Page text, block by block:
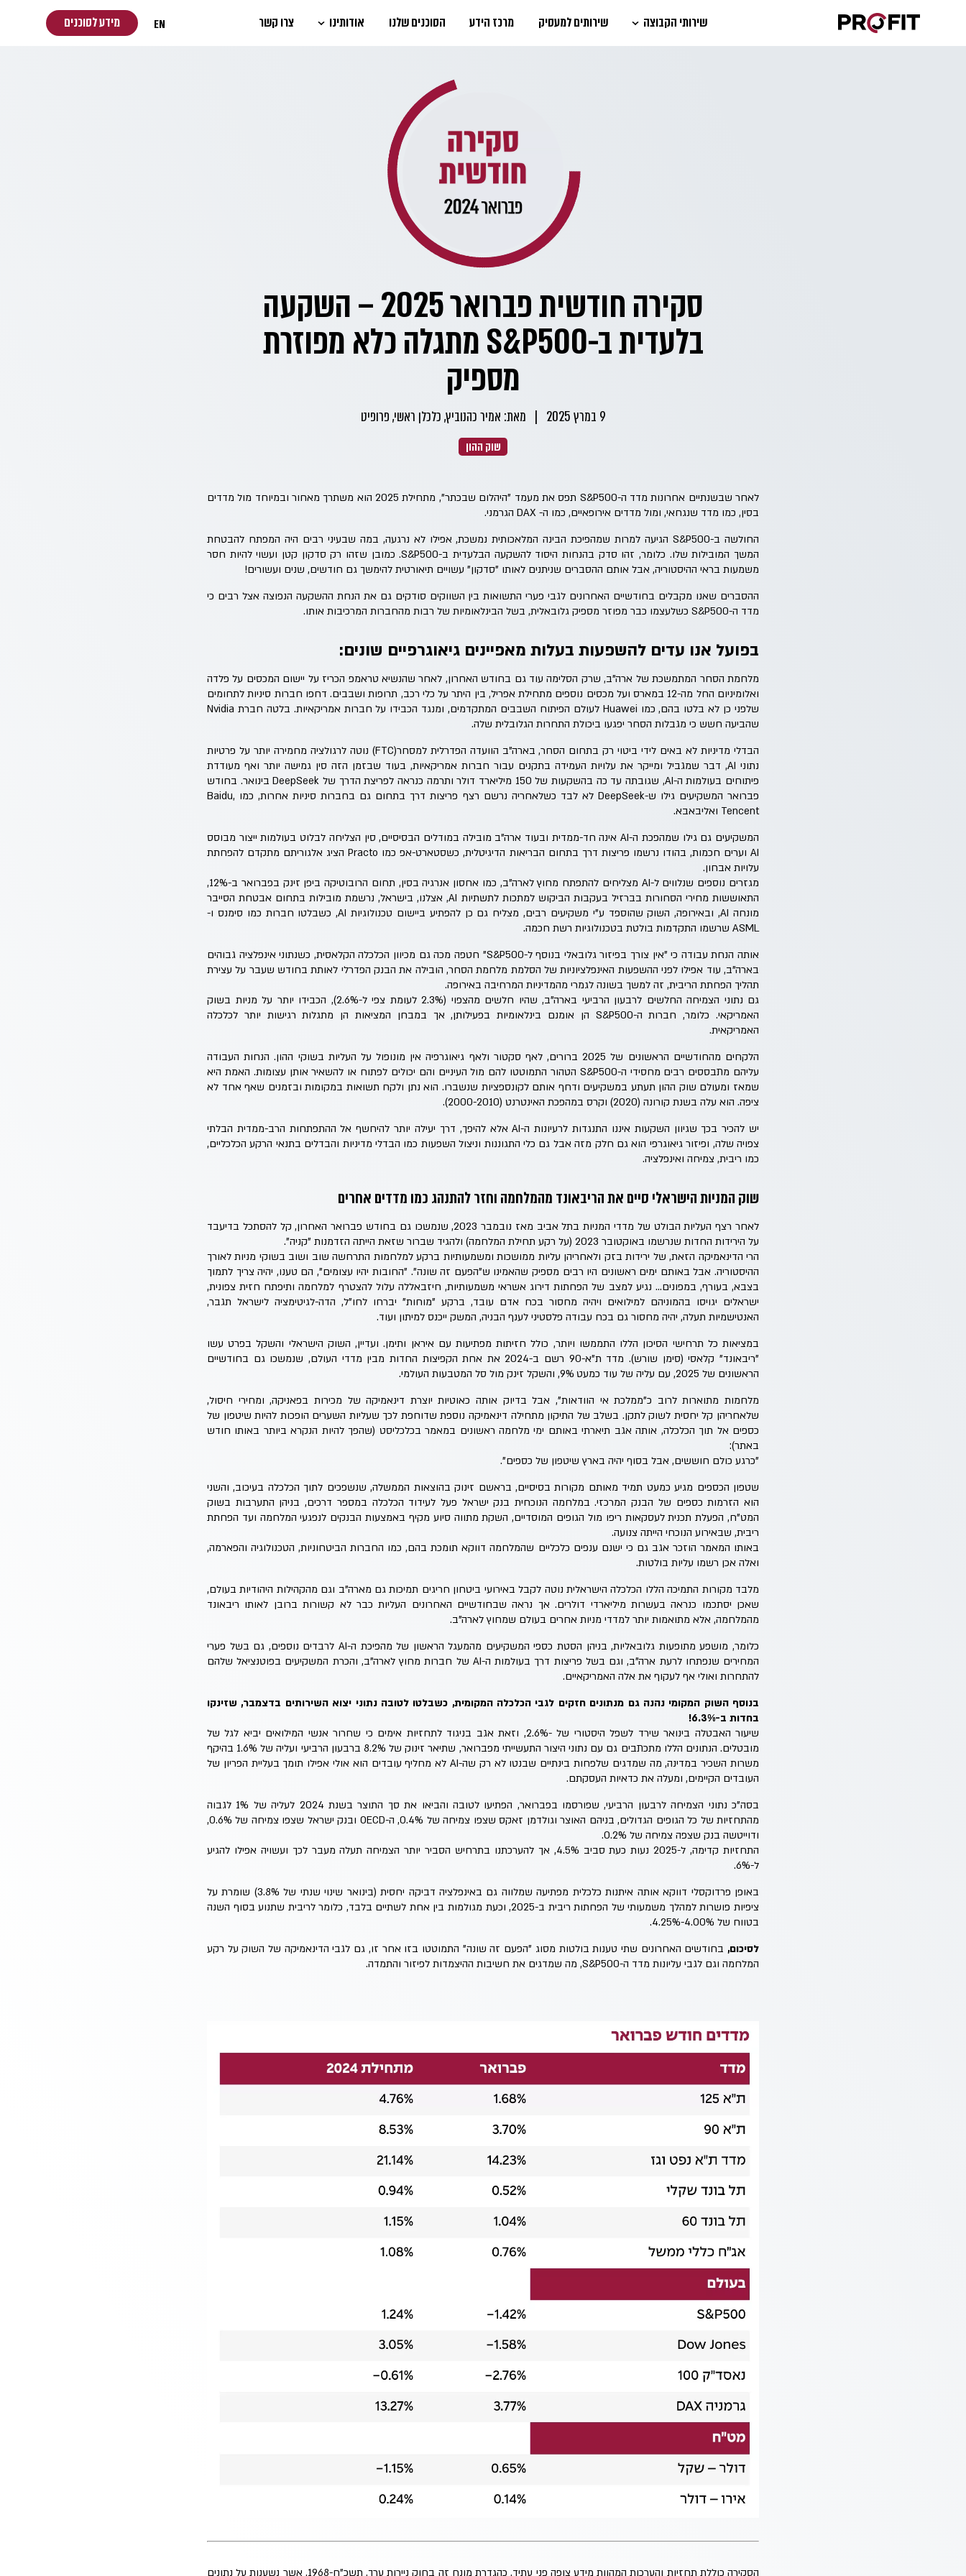
שירותי הקבוצה שירותים למעסיק מרכז הידע הסוכנים שלנו אודותינו צרו קשר EN מידע לסוכנים
סקירה חודשית פברואר 2025 – השקעה
בלעדית ב-S&P500 מתגלה כלא מפוזרת
מספיק
9 במרץ 2025 | מאת: אמיר כהנוביץ, כלכלן ראשי, פרופיט
שוק ההון
לאחר שבשנתיים אחרונות מדד ה-S&P500 תפס את מעמד "היהלום שבכתר", מתחילת 2025 הוא משתרך מאחור ובמיוחד מול מדדים
בסין, כמו מדד שנגחאי, ומול מדדים אירופאיים, כמו ה- DAX הגרמני.
החולשה ב-S&P500 הגיעה למרות שמהפיכת הבינה המלאכותית נמשכת, אפילו לא נרגעה, במה שבעיני רבים היה המפתח להבטחת
המשך המובילות שלו. כלומר, זהו סדק בהנחות היסוד להשקעה הבלעדית ב-S&P500. כמובן שזהו רק סדקון קטן ועשוי להיות חסר
משמעות בראי ההיסטוריה, אבל אותם ההסברים שניתנים לאותו "סדקון" עשויים תיאורטית להימשך גם חודשים, שנים ועשורים!
ההסברים שאנו מקבלים בחודשיים האחרונים לגבי פערי התשואות בין השווקים סודקים גם את הנחת ההשקעה הנפוצה אצל רבים כי
מדד ה-S&P500 כשלעצמו כבר מפוזר מספיק גלובאלית, בשל הבינלאומיות של רבות מהחברות המרכיבות אותו.
בפועל אנו עדים להשפעות בעלות מאפיינים גיאוגרפיים שונים:
מלחמת הסחר המתמשכת של ארה"ב, שרק הסלימה עוד גם בחודש האחרון, לאחר שהנשיא טראמפ הכריז על יישום המכסים על פלדה
ואלומיניום החל מה-12 במארס ועל מכסים נוספים מתחילת אפריל, בין היתר על כלי רכב, תרופות ושבבים. דחפו חברות סיניות לתחומים
שלפני כן לא בלטו בהם, כמו Huawei לעולם הפיתוח השבבים המתקדמים, ומנגד הכבידו על חברות אמריקאיות. בלטה חברת Nvidia
שהביעה חשש כי מגבלות הסחר יפגעו ביכולת התחרות הגלובלית שלה.
הבדלי מדיניות לא באים לידי ביטוי רק בתחום הסחר, בארה"ב הוועדה הפדרלית למסחר(FTC) נוטה לרגולציה מחמירה יותר על פרטיות
נתוני AI, דבר שמגביל ומייקר את עלויות העמידה בתקנים עבור חברות אמריקאיות, בעוד שבזמן הזה סין גמישה יותר ואף מעודדת
פיתוחים בעולמות ה-AI, שגובתה עד כה בהשקעות של 150 מיליארד דולר ותרמה כנראה לפריצת הדרך של DeepSeek בינואר. בחודש
פברואר המשקיעים גילו ש-DeepSeek לא לבד כשלאחריה נרשם רצף פריצות דרך בתחום גם בחברות סיניות אחרות, כמו Baidu,
Tencent ואליבאבא.
המשקיעים גם גילו שמהפכת ה-AI אינה חד-ממדית ובעוד ארה"ב מובילה במודלים הבסיסיים, סין הצליחה לבלוט בעולמות ייצור מבוסס
AI וערים חכמות, בהודו נרשמו פריצות דרך בתחום הבריאות הדיגיטלית, כשסטארט-אפ כמו Practo הציג אלגוריתם מתקדם להפחתת
עלויות אבחון.
מגזרים נוספים שנלווים ל-AI מצליחים להתפתח מחוץ לארה"ב, כמו אחסון אנרגיה בסין, תחום הרובוטיקה ביפן זינק בפברואר ב-12%,
התאוששות מחירי הסחורות בברזיל בעקבות הביקוש למתכות לתשתיות AI, אצלנו, בישראל, נרשמת מובילות בתחום אבטחת הסייבר
מונחה AI, ובאירופה, השוק שהוספד ע"י משקיעים רבים, מצליח גם כן להפתיע ביישום טכנולוגיות AI, כשבלטו חברות כמו סימנס ו-
ASML שרשמו התקדמות בולטת בטכנולוגיות רשת חכמה.
אותה הנחת עבודה כי "אין צורך בפיזור גלובאלי בנוסף ל-S&P500" חטפה מכה גם מכיוון הכלכלה הקלאסית, כשנתוני אינפלציה גבוהים
בארה"ב, עוד אפילו לפני ההשפעות האינפלציוניות של הסלמת מלחמת הסחר, הובילה את הבנק הפדרלי לאותת בחודש שעבר על עצירת
תהליך הפחתת הריבית, זה למשך בשונה לגמרי מהמדיניות המרחיבה באירופה.
גם נתוני הצמיחה החלשים לרבעון הרביעי בארה"ב, שהיו חלשים מהצפוי (2.3% לעומת צפי ל-2.6%), הכבידו יותר על מניות בשוק
האמריקאי. כלומר, חברות ה-S&P500 הן אומנם בינלאומיות בפעילותן, אך במבחן המציאות הן מתגלות רגישות יותר לכלכלה
האמריקאית.
הלקחים מהחודשיים הראשונים של 2025 ברורים, לאף סקטור ולאף גיאוגרפיה אין מונופול על העליות בשוקי ההון. הנחות העבודה
עליהם מתבססים רבים מחסידי ה-S&P500 הטהור התמוטטו להם מול העיניים והם יכולים לפתוח או להשאיר אותן עצומות. האמת היא
שמאז ומעולם שוק ההון תעתע במשקיעים ודחף אותם לקונספציות שנשברו. הוא נתן ולקח תשואות במקומות ובזמנים שאף אחד לא
ציפה. הוא עלה בשנת קורונה (2020) וקרס במהפכת האינטרנט (2000-2010).
יש להכיר בכך שגיוון השקעות איננו התנגדות לרעיונות ה-AI אלא להיפך, דרך יעילה יותר להיחשף אל ההתפתחות הרב-ממדית הבלתי
צפויה שלה, ופיזור גיאוגרפי הוא גם חלק מזה אבל גם כלי התגוננות וניצול השפעות כמו הבדלי מדיניות והבדלים בתנאי הרקע הכלכליים,
כמו ריבית, צמיחה ואינפלציה.
שוק המניות הישראלי סיים את הריבאונד מהמלחמה וחזר להתנהג כמו מדדים אחרים
לאחר רצף העליות הבולט של מדדי המניות בתל אביב מאז נובמבר 2023, שנמשכו גם בחודש פברואר האחרון, קל להסתכל בדיעבד
על הירידות החדות שנרשמו באוקטובר 2023 (על רקע תחילת המלחמה) ולהגיד שברור שזאת הייתה הזדמנות "קניה".
הרי הדינאמיקה הזאת, של ירידות בזק ולאחריהן עליות ממושכות ומשמעותיות ברקע למלחמות התרחשה שוב ושוב בשוקי מניות לאורך
ההיסטוריה. אבל באותם ימים ראשונים היו רבים מספיק שהאמינו ש"הפעם זה שונה". "החובות יהיו עצומים", הם טענו, יהיה צריך לתמוך
בצבא, בעורף, במפונים… נגיע למצב של הפחתות דירוג אשראי משמעותיות, חיזבאללה עלול להצטרף למלחמה ותיפתח חזית צפונית,
ישראלים יגויסו בהמוניהם למילואים ויהיה מחסור בכח אדם עובד, ברקע "מוחות" יברחו לחו"ל, הדה-לגיטימציה לישראל תגבר,
האנטישמיות תעלה, יהיה מחסור גם בכח עבודה פלסטיני לענף הבניה, המשק ייכנס למיתון ועוד.
במציאות כל תרחישי הסיכון הללו התממשו ויותר, כולל חזיתות מפתיעות עם איראן ותימן. ועדיין, השוק הישראלי והשקל בפרט עשו
"ריבאונד" קלאסי (סימן שורש). מדד ת"א-90 רשם ב-2024 את אחת הקפיצות החדות מבין מדדי העולם, שנמשכו גם בחודשיים
הראשונים של 2025, עם עליה של עוד כמעט 9%, והשקל זינק מול סל המטבעות העולמי.
מלחמות מתוארות לרוב כ"ממלכת אי הוודאות", אבל בדיוק אותה כאוטיות יוצרת דינאמיקה של מכירות בפאניקה, ומחירי חיסול,
שלאחריהן קל יחסית לשוק לתקן. בשלב של התיקון מתחילה דינאמיקה נוספת שדוחפת לכך שעליות השערים הופכות להיות שיטפון של
כספים אל תוך הכלכלה, אותה אגב תיארתי באותם ימי מלחמה ראשונים במאמר בכלכליסט (שהפך להיות הנקרא ביותר באותו חודש
באתר):
"כרגע כולם חוששים, אבל בסוף יהיה בארץ שיטפון של כספים".
שטפון הכספים מגיע כמעט תמיד מאותם מקורות בסיסיים, בראשם זינוק בהוצאות הממשלה, שנשפכים לתוך הכלכלה בעיכוב, והשני
הוא הזרמות כספים של הבנק המרכזי. במלחמה הנוכחית בנק ישראל פעל לעידוד הכלכלה במספר דרכים, בניהן התערבות בשוק
המט"ח, הפעלת תכנית לעסקאות ריפו מול הגופים המוסדיים, השקת מתווה סיוע מקיף באמצעות הבנקים לנפגעי המלחמה ועד הפחתת
ריבית, שבאירוע הנוכחי הייתה צנועה.
באותו המאמר הוזכר אגב גם כי ישנם ענפים כלכליים שהמלחמה דווקא תומכת בהם, כמו החברות הביטחוניות, הטכנולוגיה והפארמה,
ואלה אכן רשמו עליות בולטות.
מלבד מקורות התמיכה הללו הכלכלה הישראלית נוטה לקבל באירועי ביטחון חריגים תמיכות גם מארה"ב וגם מהקהילות היהודיות בעולם,
שאכן יסתכמו כנראה בעשרות מיליארדי דולרים. אך נראה שבחודשיים האחרונים העליות כבר לא קשורות ברובן לאותו ריבאונד
מהמלחמה, אלא מתואמות יותר למדדי מניות אחרים בעולם שמחוץ לארה"ב.
כלומר, מושפע מתופעות גלובאליות, בניהן הסטת כספי המשקיעים מהמעגל הראשון של מהפיכת ה-AI לרבדים נוספים, גם בשל פערי
המחירים שנפתחו לרעת ארה"ב, וגם בשל פריצות דרך בעולמות ה-AI של חברות מחוץ לארה"ב, והכרת המשקיעים בפוטנציאל שלהם
להתחרות ואולי אף לעקוף את אלה האמריקאיים.
בנוסף השוק המקומי נהנה גם מנתונים חזקים לגבי הכלכלה המקומית, כשבלטו לטובה נתוני יצוא השירותים בדצמבר, שזינקו
בחדות ב-6.3%!
שיעור האבטלה בינואר שירד לשפל היסטורי של -2.6%, וזאת אגב בניגוד לתחזיות אימים כי שחרור אנשי המילואים יביא לגל של
מובטלים. הנתונים הללו מתכתבים גם עם נתוני היצור התעשייתי מפברואר, שתיאר זינוק של 8.2% ברבעון הרביעי ועליה של 1.6% בהיקף
משרות השכיר במדינה, מה שמדגים שלפחות בינתיים שבנטו לא רק שה-AI לא מחליף עובדים הוא אולי אפילו תומך בעליית הפריון של
העובדים הקיימים, ומעלה את כדאיות העסקתם.
בסה"כ נתוני הצמיחה לרבעון הרביעי, שפורסמו בפברואר, הפתיעו לטובה והביאו את סך התוצר בשנת 2024 לעליה של 1% לגבוה
מהתחזיות של כל הגופים הגדולים, בניהם האוצר וגולדמן זאקס שצפו צמיחה של 0.4%, ה-OECD ובנק ישראל שצפו צמיחה של 0.6%,
ודוייטשה בנק שצפה צמיחה של 0.2%.
התחזיות קדימה, ל-2025 נעות כעת סביב 4.5%, אך להערכתנו בתרחיש הסביר יותר הצמיחה תעלה מעבר לכך ועשויה אפילו להגיע
ל-6%.
באופן פרדוקסלי דווקא אותה איתנות כלכלית מפתיעה שמלווה גם באינפלציה דביקה יחסית (בינואר שינוי שנתי של 3.8%) שומרת על
ציפיות פושרות למהלך משמעותי של הפחתות ריבית ב-2025, וכעת מגולמות בין אחת לשתיים בלבד, כלומר לריבית שתנוע בסוף השנה
בטווח של 4.00%-4.25%.
לסיכום, בחודשים האחרונים שתי טענות בולטות מסוג "הפעם זה שונה" התמוטטו בזו אחר זו, גם לגבי הדינאמיקה של השוק על רקע
המלחמה וגם לגבי עליונות מדד ה-S&P500, מה שמדגים את חשיבות ההיצמדות לפיזור והתמדה.
הסקירה כוללת תחזיות והערכות המהוות מידע צופה פני עתיד, כהגדרת מונח זה בחוק ניירות ערך, תשכ"ח-1968, אשר נשענות על נתונים